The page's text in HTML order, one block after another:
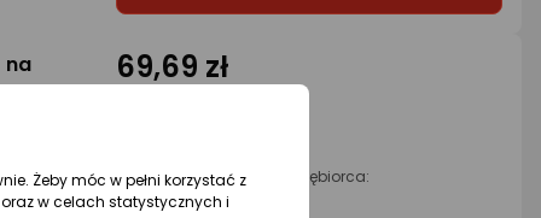
na 69,69 zł
Sprzedaje i wysyła przedsiębiorca:
PowerHUB
Żeby móc w pełni korzystać z
w celach statystycznych i